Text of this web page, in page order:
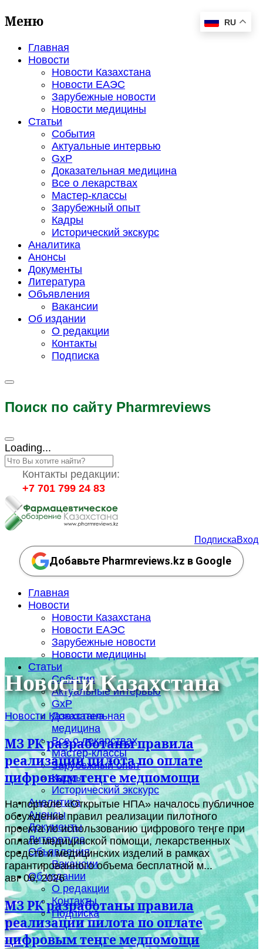
Меню
Главная
Новости
Новости Казахстана
Новости ЕАЭС
Зарубежные новости
Новости медицины
Статьи
События
Актуальные интервью
GxP
Доказательная медицина
Все о лекарствах
Мастер-классы
Зарубежный опыт
Кадры
Исторический экскурс
Аналитика
Анонсы
Документы
Литература
Объявления
Вакансии
Об издании
О редакции
Контакты
Подписка
Поиск по сайту Pharmreviews
Loading...
Контакты редакции:
+7 701 799 24 83
RU
ПодпискаВход
Добавьте Pharmreviews.kz в Google
Главная
Новости
Новости Казахстана
Новости ЕАЭС
Зарубежные новости
Новости медицины
Статьи
События
Актуальные интервью
GxP
Доказательная
медицина
Все о лекарствах
Мастер-классы
Зарубежный опыт
Кадры
Исторический экскурс
Аналитика
Анонсы
Документы
Литература
Объявления
Вакансии
Об издании
О редакции
Контакты
Подписка
Новости Казахстана
Новости Казахстана
МЗ РК разработаны правила
реализации пилота по оплате
цифровым теңге медпомощи
На портале «Открытые НПА» началось публичное
обсуждение правил реализации пилотного
проекта по использованию цифрового теңге при
оплате медицинской помощи, лекарственных
средств и медицинских изделий в рамках
гарантированного объема бесплатной м...
авг 06, 2026
МЗ РК разработаны правила
реализации пилота по оплате
цифровым теңге медпомощи